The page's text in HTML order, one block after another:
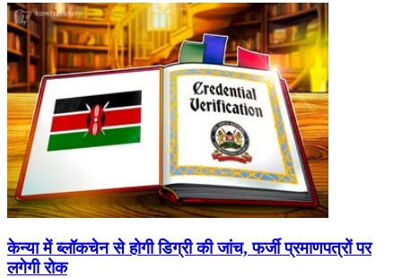
केन्या में ब्लॉकचेन से होगी डिग्री की जांच, फर्जी प्रमाणपत्रों पर
लगेगी रोक